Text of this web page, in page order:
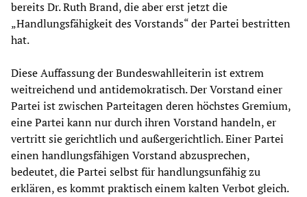
bereits Dr. Ruth Brand, die aber erst jetzt die
„Handlungsfähigkeit des Vorstands“ der Partei bestritten
hat.
Diese Auffassung der Bundeswahlleiterin ist extrem
weitreichend und antidemokratisch. Der Vorstand einer
Partei ist zwischen Parteitagen deren höchstes Gremium,
eine Partei kann nur durch ihren Vorstand handeln, er
vertritt sie gerichtlich und außergerichtlich. Einer Partei
einen handlungsfähigen Vorstand abzusprechen,
bedeutet, die Partei selbst für handlungsunfähig zu
erklären, es kommt praktisch einem kalten Verbot gleich.